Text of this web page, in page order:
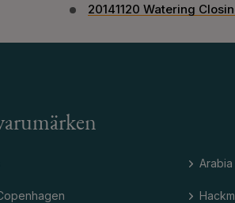
20141120 Watering
Arabia